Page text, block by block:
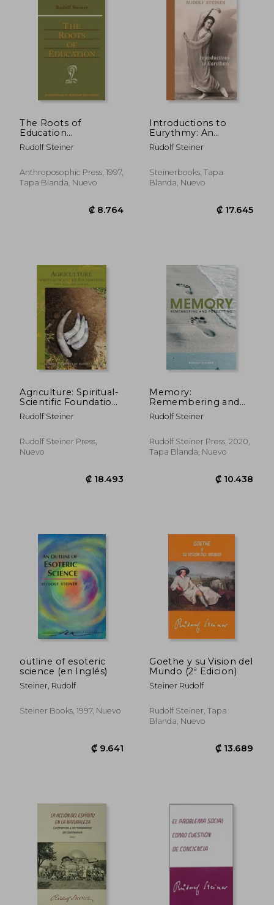
₡ 5.599
₡ 12.389
The Roots of
Education
(Foundations of
Waldorf Education)
Rudolf Steiner
Anthroposophic Press, 1997,
Tapa Blanda, Nuevo
₡ 8.764
Introductions to
Eurythmy: An
Extension of
Goethe’S
Thinking Within the
Realm of Human
Rudolf Steiner
Steinerbooks, Tapa
Blanda, Nuevo
Agriculture: Spiritual-
Scientific Foundations
for Agricultural
Renewal (cw 327)
of Rudolf Steiner, 327)
(en Inglés)
Rudolf Steiner
Rudolf Steiner Press,
Nuevo
Memory:
Remembering and
Forgetting (en Inglés)
Rudolf Steiner
Rudolf Steiner Press, 2020,
Tapa Blanda, Nuevo
outline of esoteric
science (en Inglés)
Steiner, Rudolf
Steiner Books, 1997, Nuevo
Goethe y su Vision del
Mundo (2ª Edicion)
Steiner Rudolf
Rudolf Steiner, Tapa
Blanda, Nuevo